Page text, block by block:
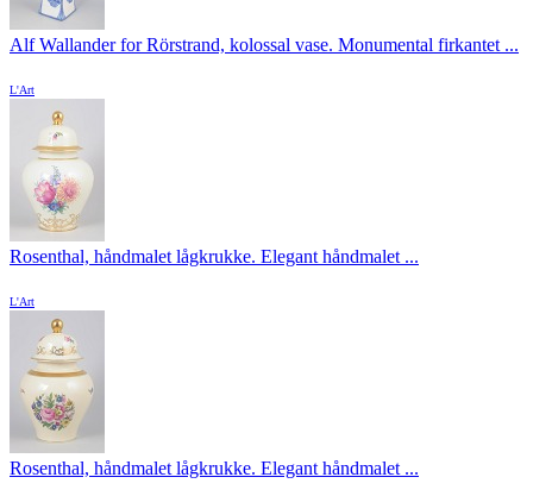
Alf Wallander for Rörstrand, kolossal vase. Monumental firkantet ...
L'Art
Rosenthal, håndmalet lågkrukke. Elegant håndmalet ...
L'Art
Rosenthal, håndmalet lågkrukke. Elegant håndmalet ...